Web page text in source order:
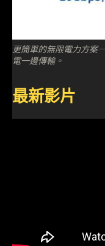
更簡單的無限電力方
電一邊傳輸。
最新影片